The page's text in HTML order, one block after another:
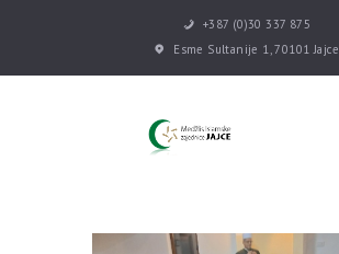
+387 (0)30 337 875
Esme Sultanije 1, 70101 Jajce
POČETNA
DŽEMATI